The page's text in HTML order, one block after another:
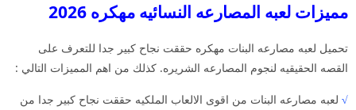
مميزات لعبه المصارعه النسائيه مهكره 2026
تحميل لعبه مصارعه البنات مهكره حققت نجاح كبير جدا للتعرف على
القصه الحقيقيه لنجوم المصارعه الشريره. كذلك من اهم المميزات التالي :
√ لعبه مصارعه البنات من اقوى الالعاب الملكيه حققت نجاح كبير جدا من